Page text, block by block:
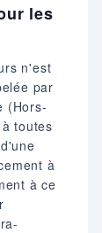
les
n'est
par
(Hors-
toutes
à
à ce